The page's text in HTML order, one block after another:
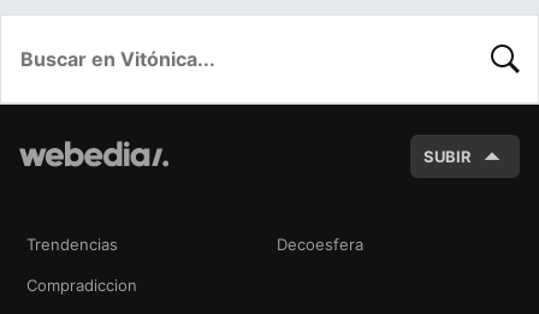
SUBIR
Trendencias Decoesfera
Compradiccion